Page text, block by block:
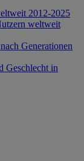
2012-2025
weltweit
Generationen
Geschlecht in